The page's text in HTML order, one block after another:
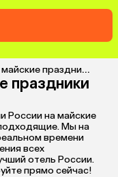
(цены без перелёта)
праздники
России на майские
Мы на
времени
всех
отель России.
прямо сейчас!